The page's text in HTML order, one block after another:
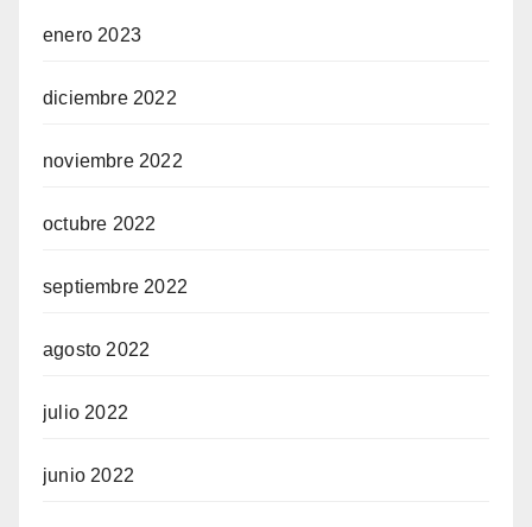
enero 2023
diciembre 2022
noviembre 2022
octubre 2022
septiembre 2022
agosto 2022
julio 2022
junio 2022